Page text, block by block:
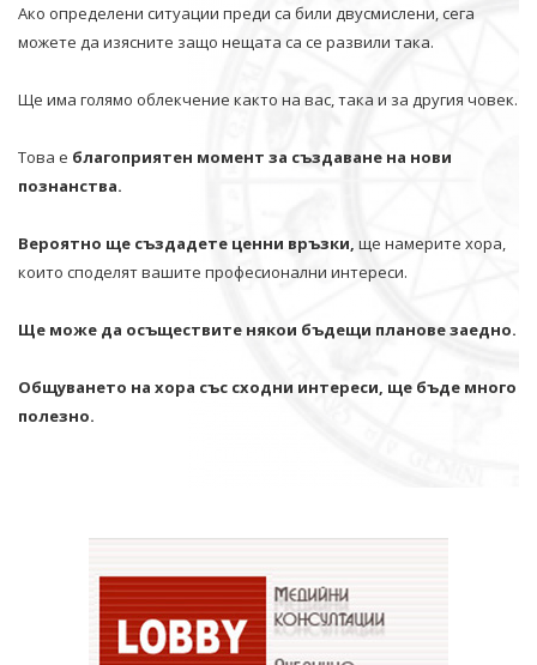
Ако определени ситуации преди са били двусмислени, сега
можете да изясните защо нещата са се развили така.
Ще има голямо облекчение както на вас, така и за другия човек.
Това е благоприятен момент за създаване на нови
познанства.
Вероятно ще създадете ценни връзки, ще намерите хора,
които споделят вашите професионални интереси.
Ще може да осъществите някои бъдещи планове заедно.
Общуването на хора със сходни интереси, ще бъде много
полезно.